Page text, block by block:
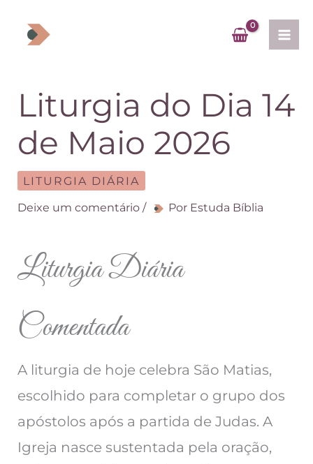
Liturgia do Dia 14
de Maio 2026
LITURGIA DIÁRIA
Deixe um comentário / Por Estuda Bíblia
Liturgia Diária
Comentada
A liturgia de hoje celebra São Matias,
escolhido para completar o grupo dos
apóstolos após a partida de Judas. A
Igreja nasce sustentada pela oração,